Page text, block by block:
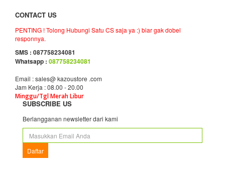
CONTACT US
PENTING ! Tolong Hubungi Satu CS saja ya :) biar gak dobel
responnya.
SMS : 087758234081
Whatsapp : 087758234081
Email : sales@ kazoustore .com
Jam Kerja : 08.00 - 20.00
Minggu/Tgl Merah Libur
SUBSCRIBE US
Berlangganan newsletter dari kami